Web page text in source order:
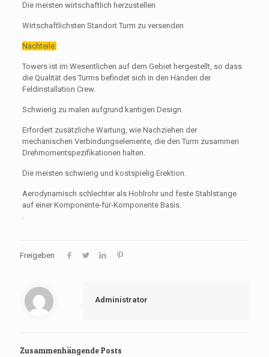
Die meisten wirtschaftlich herzustellen
Wirtschaftlichsten Standort Turm zu versenden
Nachteile:
Towers ist im Wesentlichen auf dem Gebiet hergestellt, so dass
die Qualität des Turms befindet sich in den Händen der
Feldinstallation Crew.
Schwierig zu malen aufgrund kantigen Design.
Erfordert zusätzliche Wartung, wie Nachziehen der
mechanischen Verbindungselemente, die den Turm zusammen
Drehmomentspezifikationen halten.
Die meisten schwierig und kostspielig Erektion.
Aerodynamisch schlechter als Hohlrohr und feste Stahlstange
auf einer Komponente-für-Komponente Basis.
.
Freigeben
Administrator
Zusammenhängende Posts